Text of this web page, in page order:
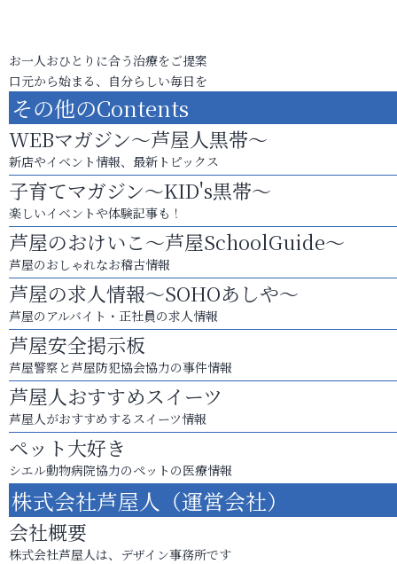
お一人おひとりに合う治療をご提案
口元から始まる、自分らしい毎日を
その他のContents
WEBマガジン～芦屋人黒帯～
新店やイベント情報、最新トピックス
子育てマガジン～KID's黒帯～
楽しいイベントや体験記事も！
芦屋のおけいこ～芦屋SchoolGuide～
芦屋のおしゃれなお稽古情報
芦屋の求人情報～SOHOあしや～
芦屋のアルバイト・正社員の求人情報
芦屋安全掲示板
芦屋警察と芦屋防犯協会協力の事件情報
芦屋人おすすめスイーツ
芦屋人がおすすめするスイーツ情報
ペット大好き
シエル動物病院協力のペットの医療情報
株式会社芦屋人（運営会社）
会社概要
株式会社芦屋人は、デザイン事務所です